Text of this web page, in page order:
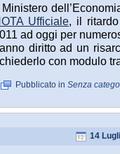
Ministero
Ufficiale, il
ad oggi per
diritto ad un
con modulo
Pubblicato in Senza
14